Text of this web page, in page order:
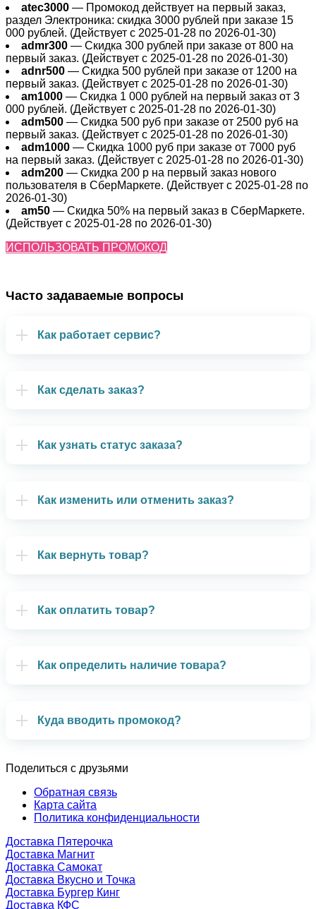
atec3000 — Промокод действует на первый заказ,
раздел Электроника: скидка 3000 рублей при заказе 15
000 рублей. (Действует с 2025-01-28 по 2026-01-30)
admr300 — Скидка 300 рублей при заказе от 800 на
первый заказ. (Действует с 2025-01-28 по 2026-01-30)
adnr500 — Скидка 500 рублей при заказе от 1200 на
первый заказ. (Действует с 2025-01-28 по 2026-01-30)
am1000 — Скидка 1 000 рублей на первый заказ от 3
000 рублей. (Действует с 2025-01-28 по 2026-01-30)
adm500 — Скидка 500 руб при заказе от 2500 руб на
первый заказ. (Действует с 2025-01-28 по 2026-01-30)
adm1000 — Скидка 1000 руб при заказе от 7000 руб
на первый заказ. (Действует с 2025-01-28 по 2026-01-30)
adm200 — Cкидка 200 р на первый заказ нового
пользователя в СберМаркете. (Действует с 2025-01-28 по
2026-01-30)
am50 — Скидка 50% на первый заказ в СберМаркете.
(Действует с 2025-01-28 по 2026-01-30)
ИСПОЛЬЗОВАТЬ ПРОМОКОД
Часто задаваемые вопросы
Как работает сервис?
Как сделать заказ?
Как узнать статус заказа?
Как изменить или отменить заказ?
Как вернуть товар?
Как оплатить товар?
Как определить наличие товара?
Куда вводить промокод?
Поделиться с друзьями
Обратная связь
Карта сайта
Политика конфиденциальности
Доставка Пятерочка
Доставка Магнит
Доставка Самокат
Доставка Вкусно и Точка
Доставка Бургер Кинг
Доставка КФС